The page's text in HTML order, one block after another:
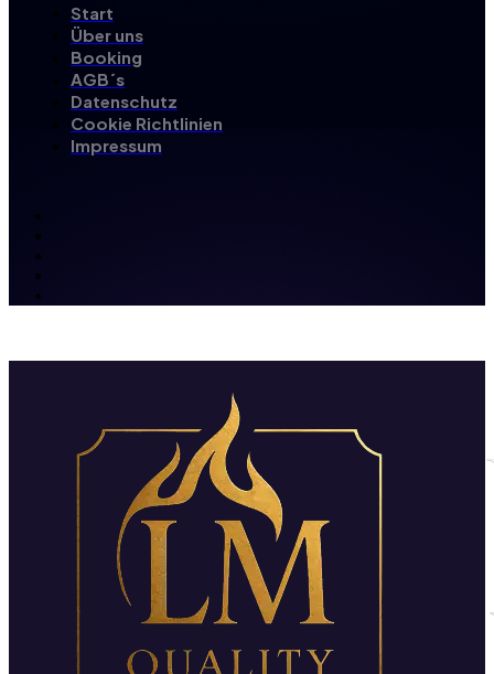
Start
Über uns
Booking
AGB´s
Datenschutz
Cookie Richtlinien
Impressum